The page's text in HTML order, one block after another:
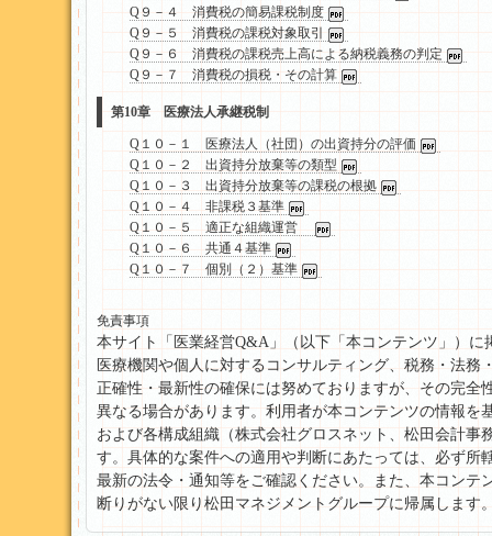
Q９－４ 消費税の簡易課税制度
Q９－５ 消費税の課税対象取引
Q９－６ 消費税の課税売上高による納税義務の判定
Q９－７ 消費税の損税・その計算
第10章 医療法人承継税制
Q１０－１ 医療法人（社団）の出資持分の評価
Q１０－２ 出資持分放棄等の類型
Q１０－３ 出資持分放棄等の課税の根拠
Q１０－４ 非課税３基準
Q１０－５ 適正な組織運営
Q１０－６ 共通４基準
Q１０－７ 個別（２）基準
免責事項
本サイト「医業経営Q&A」（以下「本コンテンツ」）
医療機関や個人に対するコンサルティング、税務・法
正確性・最新性の確保には努めておりますが、その完
異なる場合があります。利用者が本コンテンツの情報
および各構成組織（株式会社グロスネット、松田会計
す。具体的な案件への適用や判断にあたっては、必ず
最新の法令・通知等をご確認ください。また、本コンテ
断りがない限り松田マネジメントグループに帰属しま